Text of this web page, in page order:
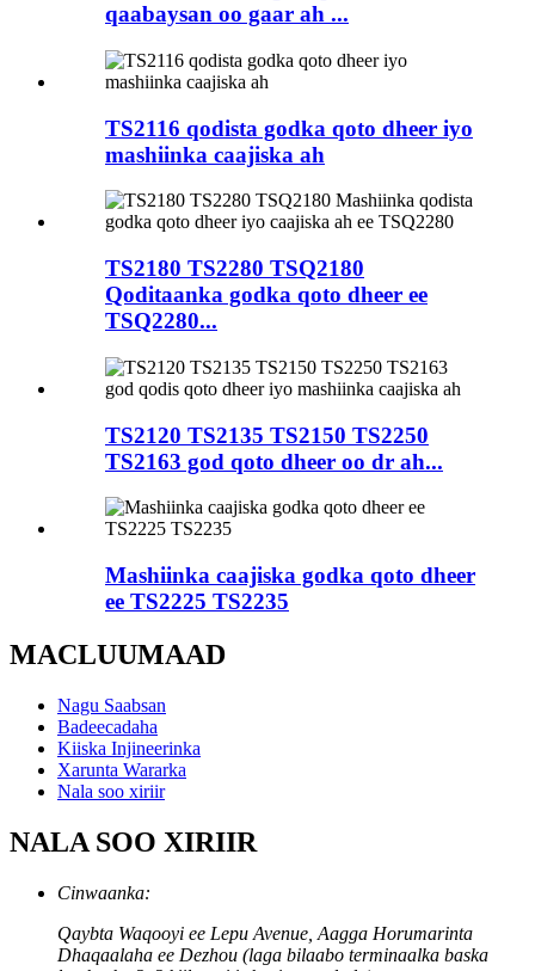
qaabaysan oo gaar ah ...
TS2116 qodista godka qoto dheer iyo
mashiinka caajiska ah
TS2180 TS2280 TSQ2180
Qoditaanka godka qoto dheer ee
TSQ2280...
TS2120 TS2135 TS2150 TS2250
TS2163 god qoto dheer oo dr ah...
Mashiinka caajiska godka qoto dheer
ee TS2225 TS2235
MACLUUMAAD
Nagu Saabsan
Badeecadaha
Kiiska Injineerinka
Xarunta Wararka
Nala soo xiriir
NALA SOO XIRIIR
Cinwaanka:
Qaybta Waqooyi ee Lepu Avenue, Aagga Horumarinta
Dhaqaalaha ee Dezhou (laga bilaabo terminaalka baska